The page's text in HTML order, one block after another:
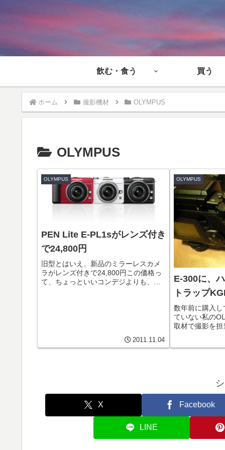
飲む・食う 買う
ホーム 撮影機材 OLYMPUS
OLYMPUS
OLYMPUS
PEN Lite E-PL1sがレンズ付き
で24,800円
旧型とはいえ、新品のミラーレスカメ
ラがレンズ付きで24,800円この価格っ
て、ちょっといいコンデジよりも、相
2011.11.04
OLYMPUS
E-300に、
トラップ
数年前に購入
ていない私の
取材で撮影を
X Facebook
LINE